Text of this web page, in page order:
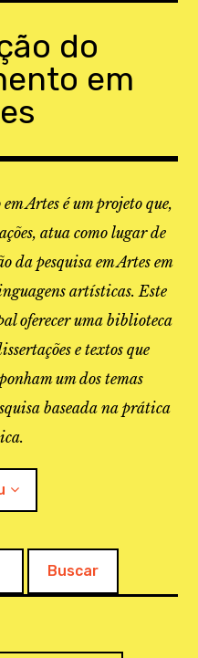
do
em
Artes é um projeto que,
atua como lugar de
da pesquisa em Artes em
artísticas. Este
oferecer uma biblioteca
e textos que
um dos temas
baseada na prática